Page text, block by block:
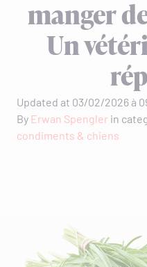
manger
Un
Updated at 03/02/2026 à
By Erwan Spengler in
condiments & chiens